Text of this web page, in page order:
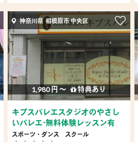
神奈川県 相模原市 中央区
1,980 円 〜 特典あり
キプスバレエスタジオのやさし
いバレエ-無料体験レッスン有
り...
スポーツ・ダンス スクール